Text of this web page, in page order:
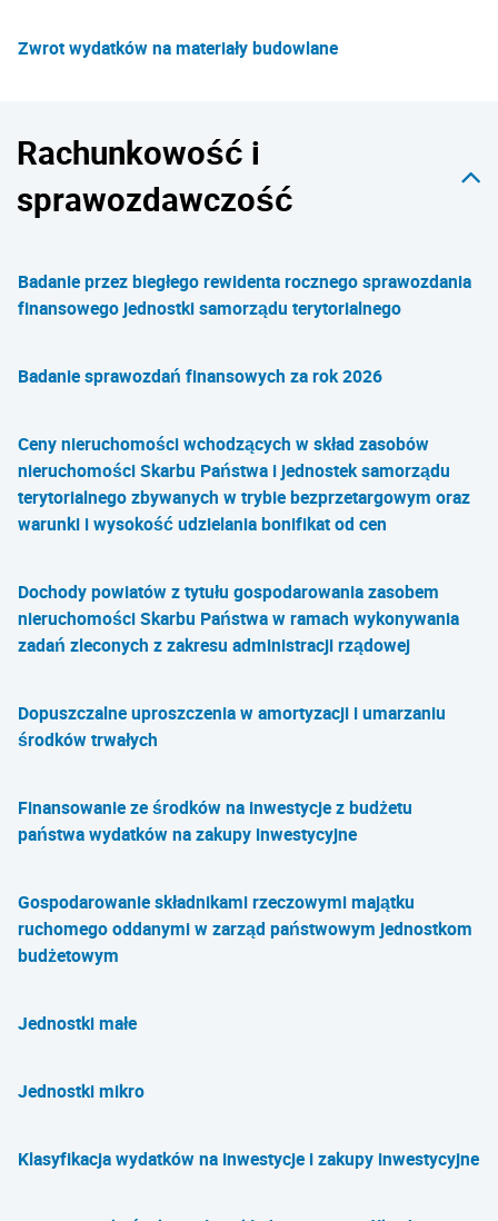
Zwrot wydatków na materiały budowlane
Rachunkowość i
sprawozdawczość
Badanie przez biegłego rewidenta rocznego sprawozdania
finansowego jednostki samorządu terytorialnego
Badanie sprawozdań finansowych za rok 2026
Ceny nieruchomości wchodzących w skład zasobów
nieruchomości Skarbu Państwa i jednostek samorządu
terytorialnego zbywanych w trybie bezprzetargowym oraz
warunki i wysokość udzielania bonifikat od cen
Dochody powiatów z tytułu gospodarowania zasobem
nieruchomości Skarbu Państwa w ramach wykonywania
zadań zleconych z zakresu administracji rządowej
Dopuszczalne uproszczenia w amortyzacji i umarzaniu
środków trwałych
Finansowanie ze środków na inwestycje z budżetu
państwa wydatków na zakupy inwestycyjne
Gospodarowanie składnikami rzeczowymi majątku
ruchomego oddanymi w zarząd państwowym jednostkom
budżetowym
Jednostki małe
Jednostki mikro
Klasyfikacja wydatków na inwestycje i zakupy inwestycyjne